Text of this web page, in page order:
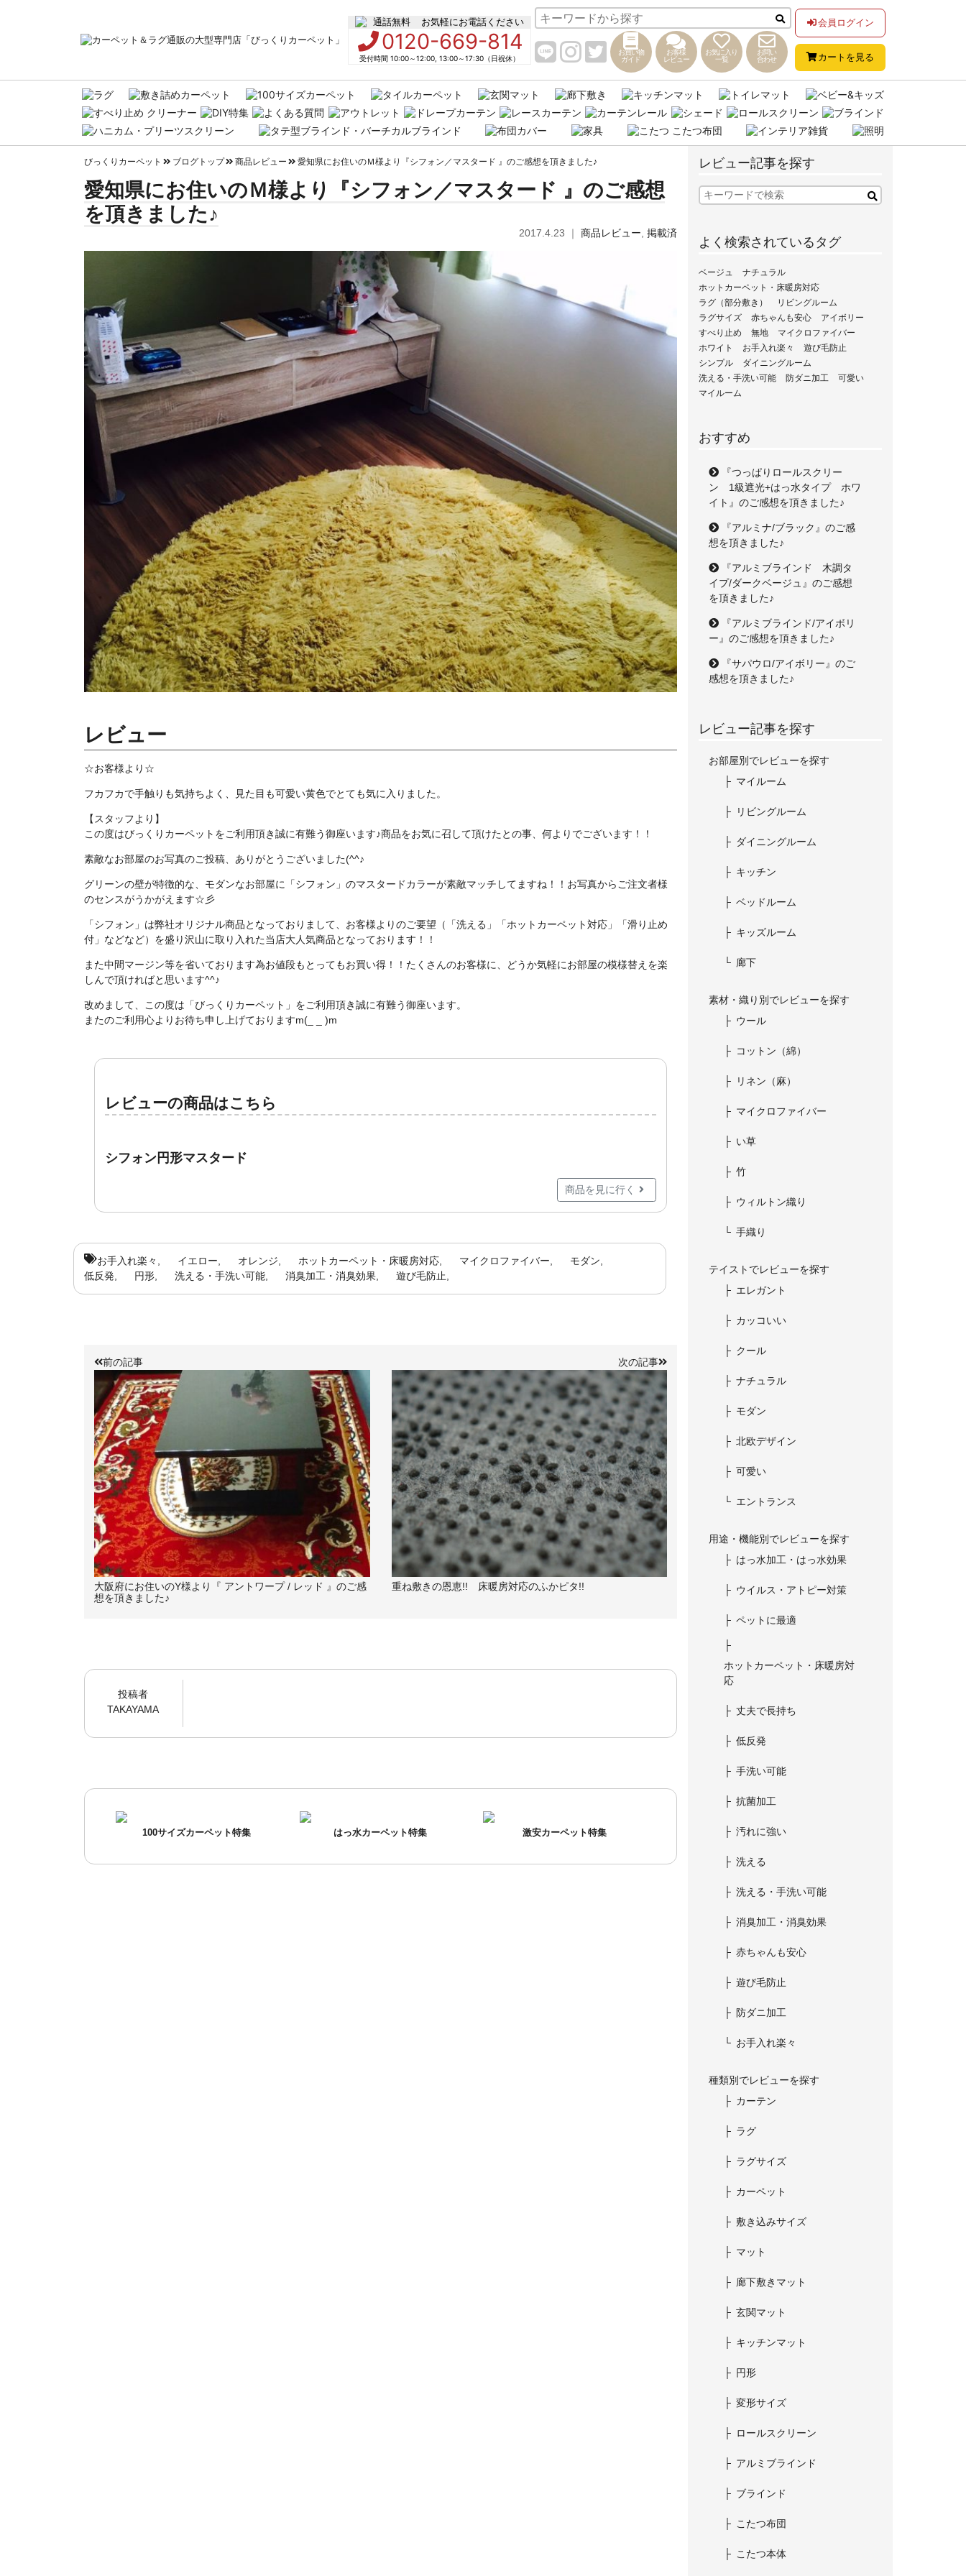
お気軽にお電話ください
0120-669-814
受付時間 10:00～12:00, 13:00～17:30（日祝休）
お買い物
ガイド
お客様
レビュー
お気に入り
一覧
お問い
合わせ
会員ログイン
カートを見る
びっくりカーペット ブログトップ 商品レビュー 愛知県にお住いのＭ様より『シフォン／マスタード 』のご感想を頂きました♪
愛知県にお住いのＭ様より『シフォン／マスタード 』のご感想
を頂きました♪
2017.4.23 ｜ 商品レビュー 掲載済
レビュー
☆お客様より☆
フカフカで手触りも気持ちよく、見た目も可愛い黄色でとても気に入りました。
【スタッフより】
この度はびっくりカーペットをご利用頂き誠に有難う御座います♪商品をお気に召して頂けたとの事、何よりでございます！！
素敵なお部屋のお写真のご投稿、ありがとうございました(^^♪
グリーンの壁が特徴的な、モダンなお部屋に「シフォン」のマスタードカラーが素敵マッチしてますね！！お写真からご注文者様
のセンスがうかがえます☆彡
「シフォン」は弊社オリジナル商品となっておりまして、お客様よりのご要望（「洗える」「ホットカーペット対応」「滑り止め
付」などなど）を盛り沢山に取り入れた当店大人気商品となっております！！
また中間マージン等を省いております為お値段もとってもお買い得！！たくさんのお客様に、どうか気軽にお部屋の模様替えを楽
しんで頂ければと思います^^♪
改めまして、この度は「びっくりカーペット」をご利用頂き誠に有難う御座います。
またのご利用心よりお待ち申し上げておりますm(_ _ )m
レビューの商品はこちら
シフォン円形マスタード
商品を見に行く
お手入れ楽々 イエロー オレンジ ホットカーペット・床暖房対応 マイクロファイバー
モダン
低反発
円形 洗える・手洗い可能 消臭加工・消臭効果 遊び毛防止
前の記事
大阪府にお住いのY様より『 アントワープ / レッド 』のご感
想を頂きました♪
次の記事
重ね敷きの恩恵!! 床暖房対応のふかピタ!!
投稿者
TAKAYAMA
100サイズカーペット特集 はっ水カーペット特集 激安カーペット特集
レビュー記事を探す
よく検索されているタグ
ベージュ
ナチュラル
ホットカーペット・床暖房対応
ラグ（部分敷き）
リビングルーム
ラグサイズ
赤ちゃんも安心
アイボリー
すべり止め
無地
マイクロファイバー
ホワイト
お手入れ楽々
遊び毛防止
シンプル
ダイニングルーム
洗える・手洗い可能
防ダニ加工
可愛い
マイルーム
おすすめ
『つっぱりロールスクリー
ン 1級遮光+はっ水タイプ ホワ
イト』のご感想を頂きました♪
『アルミナ/ブラック』のご感
想を頂きました♪
『アルミブラインド 木調タ
イプ/ダークベージュ』のご感想
を頂きました♪
『アルミブラインド/アイボリ
ー』のご感想を頂きました♪
『サパウロ/アイボリー』のご
感想を頂きました♪
レビュー記事を探す
お部屋別でレビューを探す
マイルーム
リビングルーム
ダイニングルーム
キッチン
ベッドルーム
キッズルーム
廊下
素材・織り別でレビューを探す
ウール
コットン（綿）
リネン（麻）
マイクロファイバー
い草
竹
ウィルトン織り
手織り
テイストでレビューを探す
エレガント
カッコいい
クール
ナチュラル
モダン
北欧デザイン
可愛い
エントランス
用途・機能別でレビューを探す
はっ水加工・はっ水効果
ウイルス・アトピー対策
ペットに最適
ホットカーペット・床暖房対
応
丈夫で長持ち
低反発
手洗い可能
抗菌加工
汚れに強い
洗える
洗える・手洗い可能
消臭加工・消臭効果
赤ちゃんも安心
遊び毛防止
防ダニ加工
お手入れ楽々
種類別でレビューを探す
カーテン
ラグ
ラグサイズ
カーペット
敷き込みサイズ
マット
廊下敷きマット
玄関マット
キッチンマット
円形
変形サイズ
ロールスクリーン
アルミブラインド
ブラインド
こたつ布団
こたつ本体